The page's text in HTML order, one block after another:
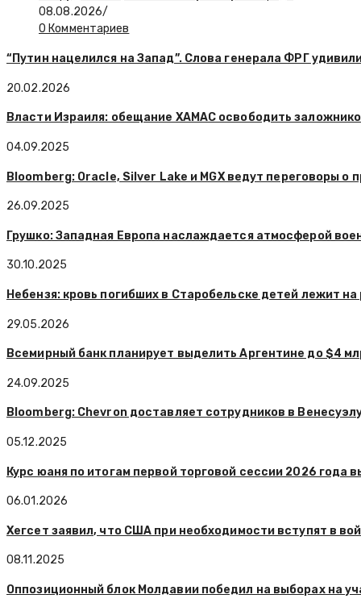
08.08.2026/
0 Комментариев
“Путин нацелился на Запад”. Слова генерала ФРГ
20.02.2026
Власти Израиля: обещание ХАМАС освободить
04.09.2025
Bloomberg: Oracle, Silver Lake и MGX ведут переговоры о
26.09.2025
Грушко: Западная Европа наслаждается атмосферой
30.10.2025
Небензя: кровь погибших в Старобельске детей лежит на
29.05.2026
Всемирный банк планирует выделить Аргентине до $4
24.09.2025
Bloomberg: Chevron доставляет сотрудников в
05.12.2025
Курс юаня по итогам первой торговой сессии 2026 года
06.01.2026
Хегсет заявил, что США при необходимости вступят в
08.11.2025
Оппозиционный блок Молдавии победил на выборах на